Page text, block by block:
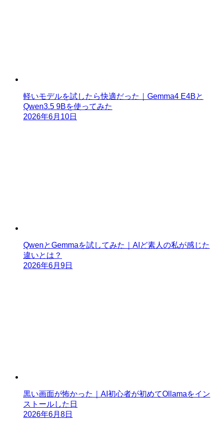
軽いモデルを試したら快適だった｜Gemma4 E4Bと
Qwen3.5 9Bを使ってみた
2026年6月10日
QwenとGemmaを試してみた｜AIど素人の私が感じた
違いとは？
2026年6月9日
黒い画面が怖かった｜AI初心者が初めてOllamaをイン
ストールした日
2026年6月8日